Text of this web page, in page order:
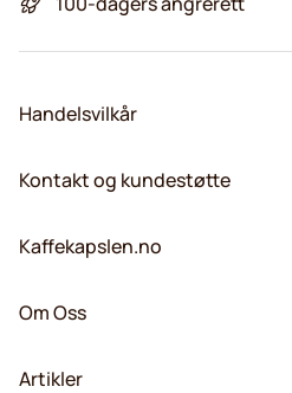
Handelsvilkår
Kontakt og kundestøtte
Kaffekapslen.no
Om Oss
Artikler